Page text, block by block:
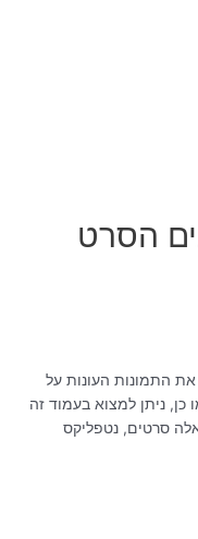
הסרט
התמונות העונות על
ניתן למצוא בעמוד זה
סרטים, נטפליקס